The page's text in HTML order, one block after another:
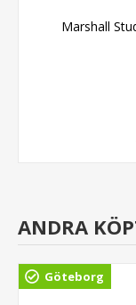
Marshall
ANDRA
Göteborg